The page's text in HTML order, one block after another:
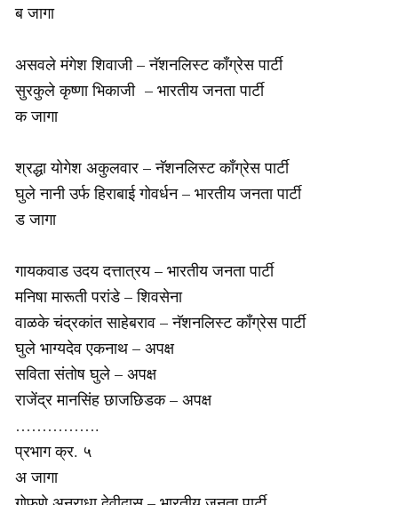
ब जागा
असवले मंगेश शिवाजी – नॅशनलिस्ट काँग्रेस पार्टी
सुरकुले कृष्णा भिकाजी – भारतीय जनता पार्टी
क जागा
श्रद्धा योगेश अकुलवार – नॅशनलिस्ट काँग्रेस पार्टी
घुले नानी उर्फ हिराबाई गोवर्धन – भारतीय जनता पार्टी
ड जागा
गायकवाड उदय दत्तात्रय – भारतीय जनता पार्टी
मनिषा मारूती परांडे – शिवसेना
वाळके चंद्रकांत साहेबराव – नॅशनलिस्ट काँग्रेस पार्टी
घुले भाग्यदेव एकनाथ – अपक्ष
सविता संतोष घुले – अपक्ष
राजेंद्र मानसिंह छाजछिडक – अपक्ष
…………….
प्रभाग क्र. ५
अ जागा